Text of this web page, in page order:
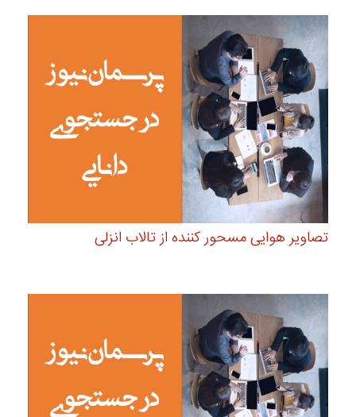
تصاویر هوایی مسحور کننده از تالاب انزلی